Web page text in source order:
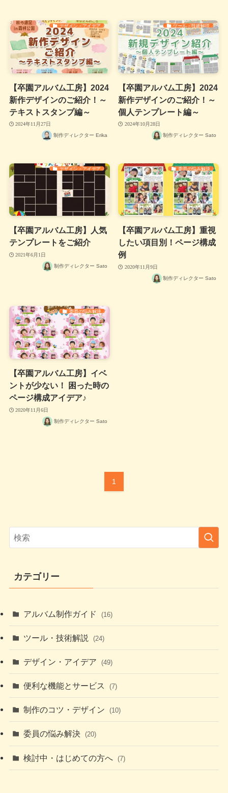
デザイン・アイデア
【卒園アルバム工房】2024
新作デザインのご紹介！～
テキストスタンプ編～
2024年11月27日
制作ディレクター Erika
ツール・技術解説
【卒園アルバム工房】2024
新作デザインのご紹介！～
個人テンプレート編～
2024年10月28日
制作ディレクター Sato
デザイン・アイデア
【卒園アルバム工房】人気
テンプレートをご紹介
2021年6月1日
制作ディレクター Sato
委員の悩み解決
【卒園アルバム工房】重視
したい項目別！ページ構成
例
2020年11月9日
制作ディレクター Sato
委員の悩み解決
【卒園アルバム工房】イベ
ントが少ない！ 困った時の
ページ構成アイデア♪
2020年11月6日
制作ディレクター Sato
1
カテゴリー
アルバム制作ガイド (16)
ツール・技術解説 (24)
デザイン・アイデア (49)
便利な機能とサービス (7)
制作のコツ・デザイン (10)
委員の悩み解決 (20)
検討中・はじめての方へ (7)